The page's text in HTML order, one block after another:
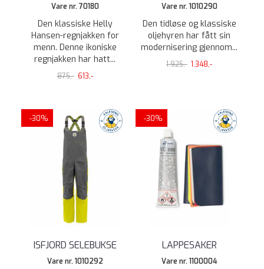
Vare nr. 70180
Den klassiske Helly
Hansen-regnjakken for
menn. Denne ikoniske
regnjakken har hatt...
875,- 613,-
Vare nr. 1010290
Den tidløse og klassiske
oljehyren har fått sin
modernisering gjennom...
1.925,- 1.348,-
-30%
ISFJORD SELEBUKSE
Vare nr. 1010292
-30%
LAPPESAKER
Vare nr. 1100004